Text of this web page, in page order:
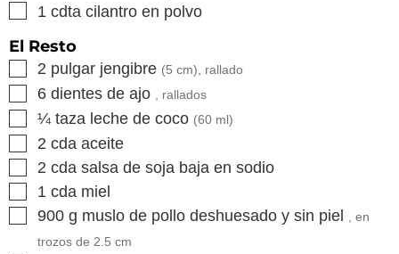
▢
1 cdta cilantro en polvo
El Resto
▢
2 pulgar jengibre (5 cm), rallado
▢
6 dientes de ajo , rallados
▢
¼ taza leche de coco (60 ml)
▢
2 cda aceite
▢
2 cda salsa de soja baja en sodio
▢
1 cda miel
▢
900 g muslo de pollo deshuesado y sin piel
, en
trozos de 2.5 cm